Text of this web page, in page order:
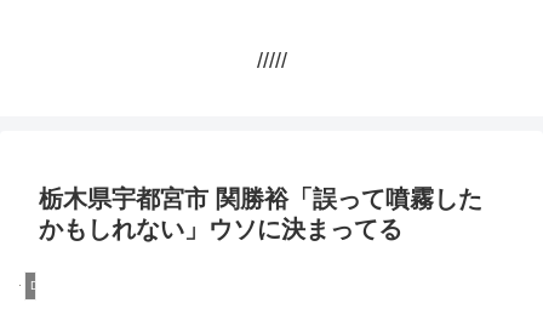
/////
栃木県宇都宮市 関勝裕「誤って噴霧した
かもしれない」ウソに決まってる
DQN